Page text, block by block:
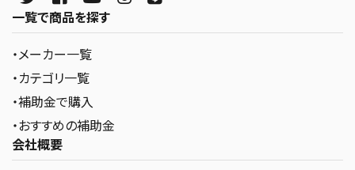
一覧で商品を探す
・メーカー一覧
・カテゴリ一覧
・補助金で購入
・おすすめの補助金
会社概要